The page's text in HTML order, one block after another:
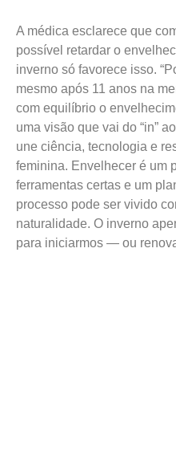
A médica esclarece que
possível retardar o
inverno só favorece isso.
mesmo após 11 anos na
com equilíbrio o
uma visão que vai do “in”
une ciência, tecnologia e
feminina. Envelhecer é um
ferramentas certas e um
processo pode ser vivido
naturalidade. O inverno
para iniciarmos — ou